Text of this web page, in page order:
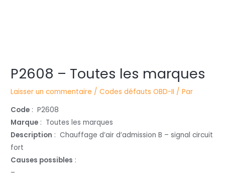
P2608 – Toutes les marques
Laisser un commentaire /Codes défauts OBD-II / Par
Code : P2608
Marque : Toutes les marques
Description : Chauffage d’air d’admission B – signal circuit
fort
Causes possibles :
–
des
articles